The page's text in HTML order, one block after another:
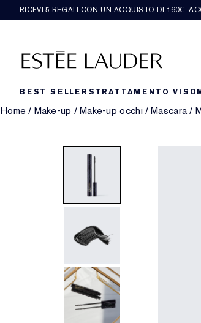
RICEVI 5 REGALI CON UN ACQUISTO DI 160€.
BEST SELLERS TRATTAMENTO VISO
Home / Make-up /Make-up occhi/Mascara /